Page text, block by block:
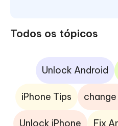
Todos os tópicos
Unlock Android
iPhone Tips
Unlock iPhone Fix